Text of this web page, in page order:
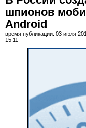
шпионов
Android
время публикации: 03 июля
15:11